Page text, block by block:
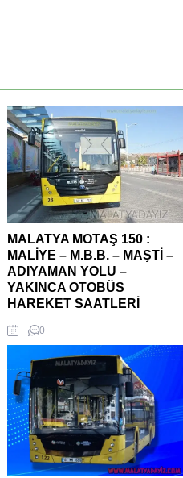
MALATYA MOTAŞ 150 :
MALİYE – M.B.B. – MAŞTİ –
ADIYAMAN YOLU –
YAKINCA OTOBÜS
HAREKET SAATLERİ
MALATYA MOTAŞ 150 : MALİYE –
M.B.B. – MAŞTİ – ADIYAMAN
YOLU – YAKINCA OTOBÜS
HAREKET SAATLERİ Malatya
Motaş Şehir içi 150 : MALİYE –
M.B.B. – MAŞTİ – ADIYAMAN
YOLU – YAKINCA Otobüs Kalkış
saatleri siz değerli
ziyaretçilerimizin hizmetindedir.
Hareket saatleri güncel olup
0